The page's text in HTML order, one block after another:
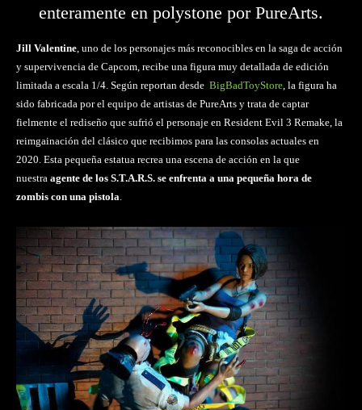
enteramente en polystone por PureArts.
Jill Valentine, uno de los personajes más reconocibles en la saga de acción
y supervivencia de Capcom, recibe una figura muy detallada de edición
limitada a escala 1/4. Según reportan desde BigBadToyStore, la figura ha
sido fabricada por el equipo de artistas de PureArts y trata de captar
fielmente el rediseño que sufrió el personaje en Resident Evil 3 Remake, la
reimgainación del clásico que recibimos para las consolas actuales en
2020. Esta pequeña estatua recrea una escena de acción en la que
nuestra agente de los S.T.A.R.S. se enfrenta a una pequeña hora de
zombis con una pistola.